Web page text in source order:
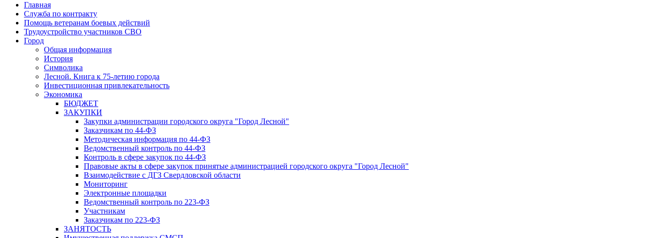
Главная
Служба по контракту
Помощь ветеранам боевых действий
Трудоустройство участников СВО
Город
Общая информация
История
Символика
Лесной. Книга к 75-летию города
Инвестиционная привлекательность
Экономика
БЮДЖЕТ
ЗАКУПКИ
Закупки администрации городского округа "Город Лесной"
Заказчикам по 44-ФЗ
Методическая информация по 44-ФЗ
Ведомственный контроль по 44-ФЗ
Контроль в сфере закупок по 44-ФЗ
Правовые акты в сфере закупок принятые администрацией городского округа "Город Лесной"
Взаимодействие с ДГЗ Свердловской области
Мониторинг
Электронные площадки
Ведомственный контроль по 223-ФЗ
Участникам
Заказчикам по 223-ФЗ
ЗАНЯТОСТЬ